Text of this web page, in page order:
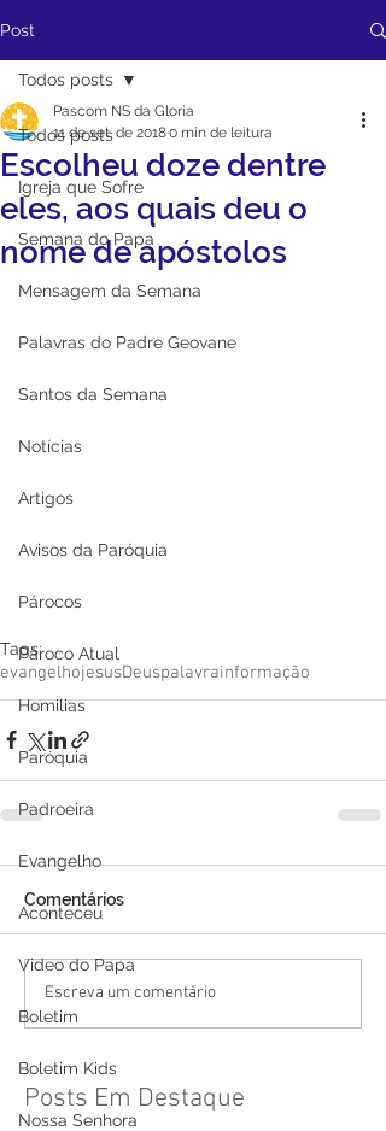
Post
Todos posts
Igreja que Sofre
Semana do Papa
Mensagem da Semana
Palavras do Padre Geovane
Santos da Semana
Notícias
Artigos
Avisos da Paróquia
Párocos
Pároco Atual
Homilias
Paróquia
Padroeira
Evangelho
Aconteceu
Video do Papa
Boletim
Boletim Kids
Nossa Senhora
Todos posts
Escolheu doze dentre
eles, aos quais deu o
nome de apóstolos
Pascom NS da Gloria
11 de set. de 20180 min de leitura
Tags:
evangelhojesusDeuspalavrainformação
Comentários
Escreva um comentário
Posts Em Destaque